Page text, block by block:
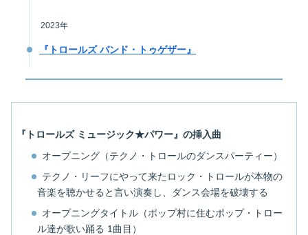
2023年
『トロールズ バンド・トゥゲザー』
『トロールズ ミュージック★パワー』の挿入曲
オープニング（テクノ・トロールのダンスパーティー）
テクノ・リーフにやって来たロック・トロールが本物の
音楽を聴かせると言い演奏し、ダンス会場を破壊する
オープニングタイトル（ポップ村に住むポップ・トロー
ル達が歌い踊る 1曲目）